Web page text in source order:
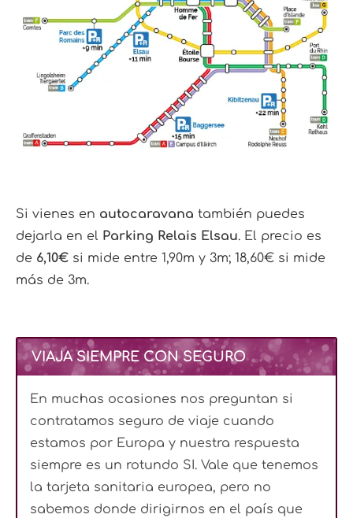
Si vienes en autocaravana también puedes
dejarla en el Parking Relais Elsau. El precio es
de 6,10€ si mide entre 1,90m y 3m; 18,60€ si mide
más de 3m.
VIAJA SIEMPRE CON SEGURO
En muchas ocasiones nos preguntan si
contratamos seguro de viaje cuando
estamos por Europa y nuestra respuesta
siempre es un rotundo SI. Vale que tenemos
la tarjeta sanitaria europea, pero no
sabemos donde dirigirnos en el país que